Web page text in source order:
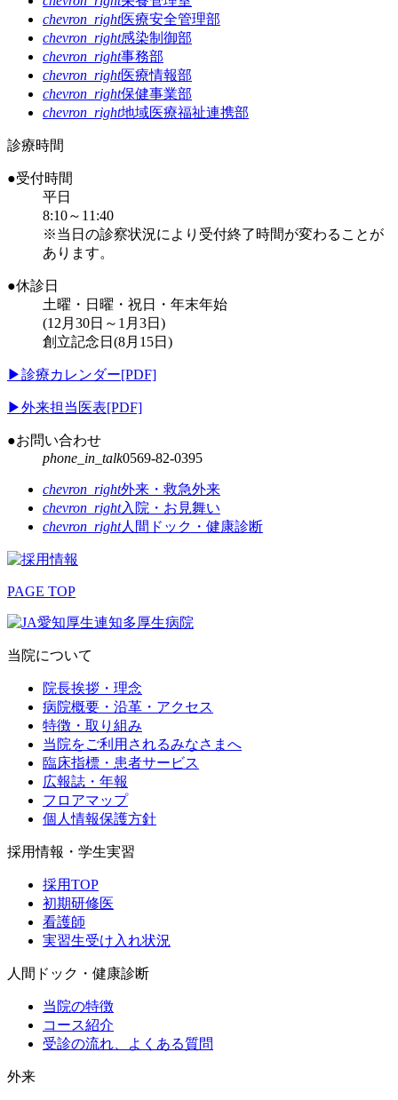
chevron_right医療安全管理部
chevron_right感染制御部
chevron_right事務部
chevron_right医療情報部
chevron_right保健事業部
chevron_right地域医療福祉連携部
診療時間
●受付時間
平日
8:10～11:40
※当日の診察状況により受付終了時間が変わることが
あります。
●休診日
土曜・日曜・祝日・年末年始
(12月30日～1月3日)
創立記念日(8月15日)
▶診療カレンダー[PDF]
▶外来担当医表[PDF]
●お問い合わせ
phone_in_talk0569-82-0395
chevron_right外来・救急外来
chevron_right入院・お見舞い
chevron_right人間ドック・健康診断
PAGE TOP
当院について
院長挨拶・理念
病院概要・沿革・アクセス
特徴・取り組み
当院をご利用されるみなさまへ
臨床指標・患者サービス
広報誌・年報
フロアマップ
個人情報保護方針
採用情報・学生実習
採用TOP
初期研修医
看護師
実習生受け入れ状況
人間ドック・健康診断
当院の特徴
コース紹介
受診の流れ、よくある質問
外来